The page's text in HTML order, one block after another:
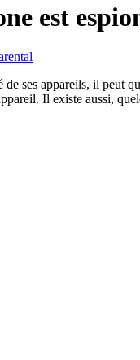
est
ses appareils, il peut
Il existe aussi,